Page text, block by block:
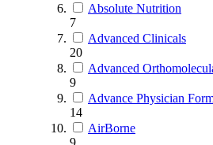
Absolute Nutrition
7
Advanced Clinicals
20
Advanced
9
Advance Physician
14
AirBorne
9